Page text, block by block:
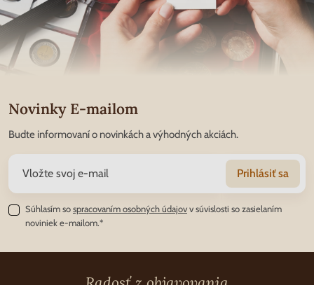
Novinky E-mailom
Budte informovaní o novinkách a výhodných akciách.
Prihlásiť sa
Súhlasím sospracovaním osobných údajovv súvislosti so zasielaním
noviniek e-mailom.*